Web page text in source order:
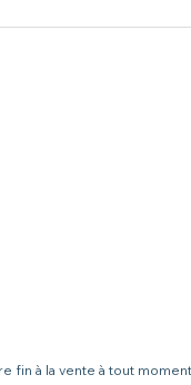
fin à la vente à tout